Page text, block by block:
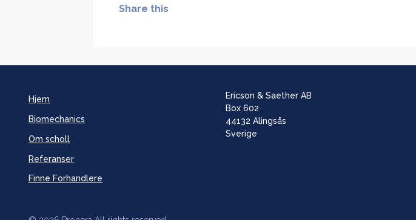
Share this
Hjem
Biomechanics
Om scholl
Referanser
Finne Forhandlere
Ericson & Saether AB
Box 602
44132 Alingsås
Sverige